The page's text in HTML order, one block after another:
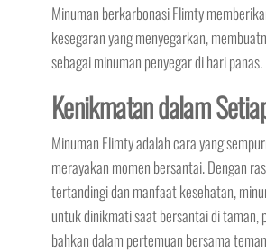
Minuman berkarbonasi Flimty
kesegaran yang menyegarkan,
sebagai minuman penyegar di hari panas.
Kenikmatan dalam
Minuman Flimty adalah cara yang
merayakan momen bersantai. Dengan
tertandingi dan manfaat kesehatan,
untuk dinikmati saat bersantai di taman,
bahkan dalam pertemuan bersama